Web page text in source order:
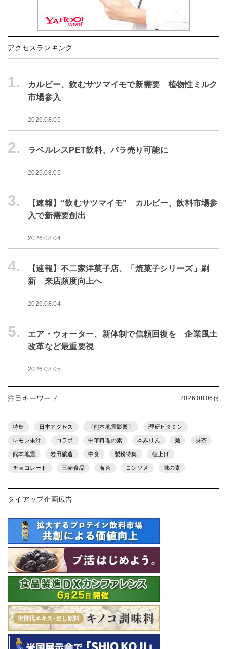
アクセスランキング
1.
カルビー、飲むサツマイモで新需要 植物性ミルク
市場参入
2026.08.05
2. ラベルレスPET飲料、バラ売り可能に
2026.08.05
3.
【速報】“飲むサツマイモ” カルビー、飲料市場参
入で新需要創出
2026.08.04
4.
【速報】不二家洋菓子店、「焼菓子シリーズ」刷
新 来店頻度向上へ
2026.08.04
5.
エア・ウォーター、新体制で信頼回復を 企業風土
改革など最重要視
2026.08.05
注目キーワード 2026.08.06付
特集 日本アクセス 〔熊本地震影響〕 理研ビタミン
レモン果汁 コラボ 中華料理の素 本みりん 麺 抹茶
熊本地震 岩田醸造 中食 製粉特集 値上げ
チョコレート 三菱食品 海苔 コンソメ 味の素
タイアップ企画広告